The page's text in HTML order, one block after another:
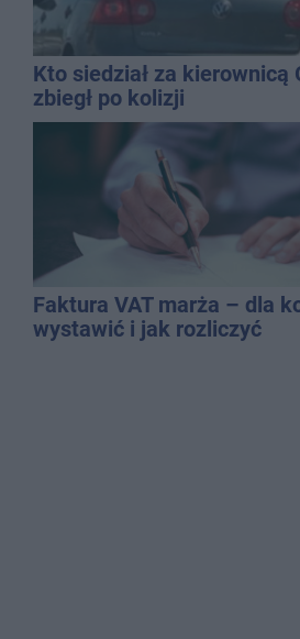
Kto siedział za kierownicą
zbiegł po kolizji
Faktura VAT marża – dla
wystawić i jak rozliczyć